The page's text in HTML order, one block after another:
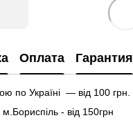
Оплата Гарантия
по Україні — від 100 грн.
- від 150грн